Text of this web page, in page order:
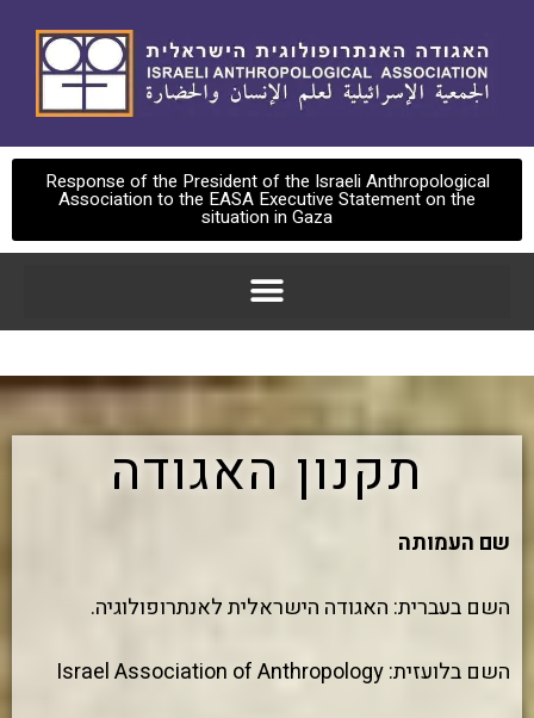
Response of the President of the Israeli Anthropological
Association to the EASA Executive Statement on the
situation in Gaza
תקנון האגודה
שם העמותה
השם בעברית: האגודה הישראלית לאנתרופולוגיה.
השם בלועזית: Israel Association of Anthropology